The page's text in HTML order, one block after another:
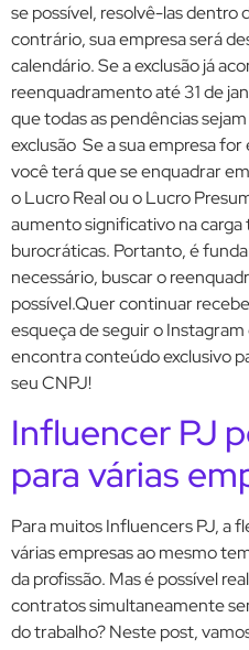
se possível, resolvê-las dentro
contrário, sua empresa será
calendário. Se a exclusão já
reenquadramento até 31 de
que todas as pendências
exclusão Se a sua empresa
você terá que se enquadrar
o Lucro Real ou o Lucro
aumento significativo na
burocráticas. Portanto, é
necessário, buscar o
possível.Quer continuar
esqueça de seguir o
encontra conteúdo exclusivo
seu CNPJ!
Influencer PJ
para várias
Para muitos Influencers PJ, a
várias empresas ao mesmo
da profissão. Mas é possível
contratos simultaneamente
do trabalho? Neste post,